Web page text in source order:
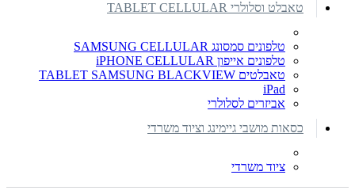
טאבלט וסלולרי TABLET CELLULAR
טלפונים סמסונג SAMSUNG CELLULAR
טלפונים אייפון iPHONE CELLULAR
טאבלטים TABLET SAMSUNG BLACKVIEW
iPad
אביזרים לסלולרי
כסאות מושבי גיימינג וציוד משרדי
ציוד משרדי